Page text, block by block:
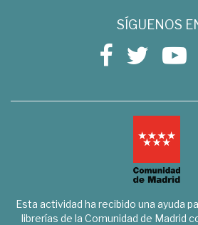
SÍGUENOS
Esta actividad ha recibido una ayuda
librerías de la Comunidad de Madrid